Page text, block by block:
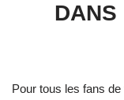
DANS
Pour tous les fans de